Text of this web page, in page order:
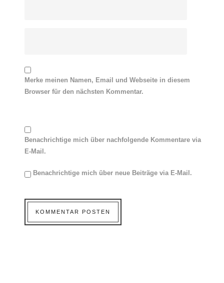
Merke meinen Namen, Email und Webseite in diesem
Browser für den nächsten Kommentar.
Benachrichtige mich über nachfolgende Kommentare via
E-Mail.
Benachrichtige mich über neue Beiträge via E-Mail.